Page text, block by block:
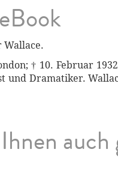
Wallace.
† 10. Februar
und Dramatiker.
auch